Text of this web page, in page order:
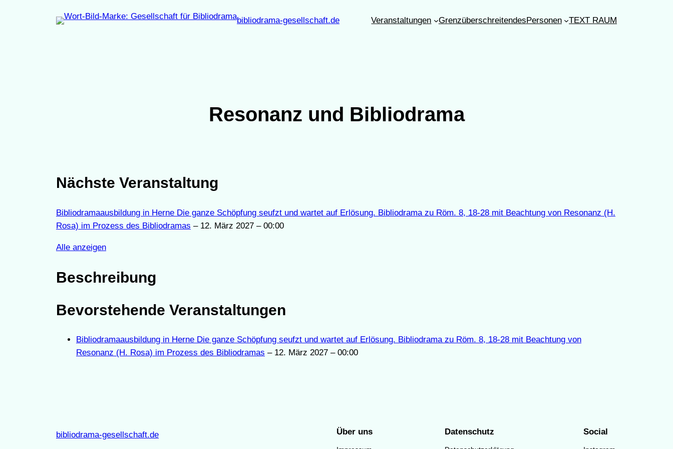
bibliodrama-gesellschaft.de Veranstaltungen GrenzüberschreitendesPersonen TEXT RAUM
Resonanz und Bibliodrama
Nächste Veranstaltung
Bibliodramaausbildung in Herne Die ganze Schöpfung seufzt und wartet auf Erlösung. Bibliodrama zu Röm. 8, 18-28 mit Beachtung von Resonanz (H.
Rosa) im Prozess des Bibliodramas – 12. März 2027 – 00:00
Alle anzeigen
Beschreibung
Bevorstehende Veranstaltungen
Bibliodramaausbildung in Herne Die ganze Schöpfung seufzt und wartet auf Erlösung. Bibliodrama zu Röm. 8, 18-28 mit Beachtung von
Resonanz (H. Rosa) im Prozess des Bibliodramas – 12. März 2027 – 00:00
bibliodrama-gesellschaft.de Über uns Datenschutz Social